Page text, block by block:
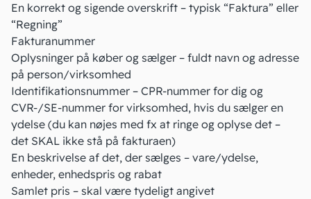
En korrekt og sigende overskrift – typisk “Faktura” eller
“Regning”
Fakturanummer
Oplysninger på køber og sælger – fuldt navn og adresse
på person/virksomhed
Identifikationsnummer – CPR-nummer for dig og
CVR-/SE-nummer for virksomhed, hvis du sælger en
ydelse (du kan nøjes med fx at ringe og oplyse det –
det SKAL ikke stå på fakturaen)
En beskrivelse af det, der sælges – vare/ydelse,
enheder, enhedspris og rabat
Samlet pris – skal være tydeligt angivet